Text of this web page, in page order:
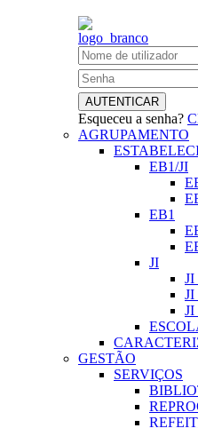
Esqueceu a senha?
AGRUPAMENTO
EB1/JI
EB1
JI
JI
JI
JI
GESTÃO
SERVIÇOS